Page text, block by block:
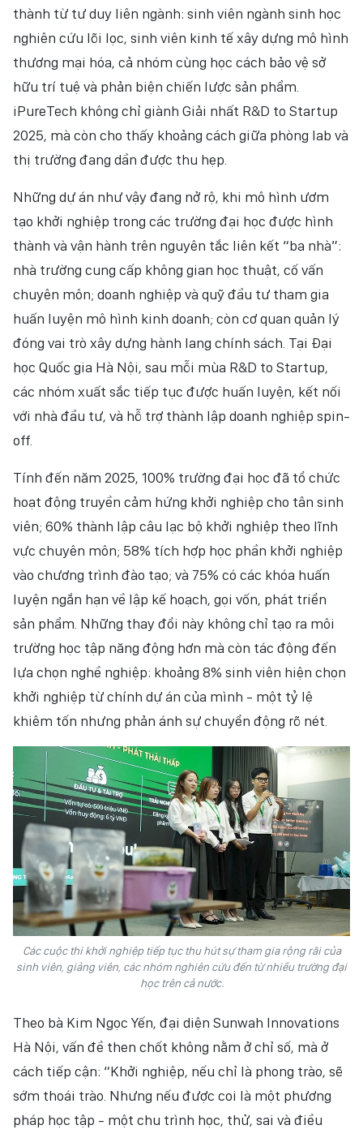
thành từ tư duy liên ngành: sinh viên ngành sinh học
nghiên cứu lõi lọc, sinh viên kinh tế xây dựng mô hình
thương mại hóa, cả nhóm cùng học cách bảo vệ sở
hữu trí tuệ và phản biện chiến lược sản phẩm.
iPureTech không chỉ giành Giải nhất R&D to Startup
2025, mà còn cho thấy khoảng cách giữa phòng lab và
thị trường đang dần được thu hẹp.
Những dự án như vậy đang nở rộ, khi mô hình ươm
tạo khởi nghiệp trong các trường đại học được hình
thành và vận hành trên nguyên tắc liên kết “ba nhà”:
nhà trường cung cấp không gian học thuật, cố vấn
chuyên môn; doanh nghiệp và quỹ đầu tư tham gia
huấn luyện mô hình kinh doanh; còn cơ quan quản lý
đóng vai trò xây dựng hành lang chính sách. Tại Đại
học Quốc gia Hà Nội, sau mỗi mùa R&D to Startup,
các nhóm xuất sắc tiếp tục được huấn luyện, kết nối
với nhà đầu tư, và hỗ trợ thành lập doanh nghiệp spin-
off.
Tính đến năm 2025, 100% trường đại học đã tổ chức
hoạt động truyền cảm hứng khởi nghiệp cho tân sinh
viên; 60% thành lập câu lạc bộ khởi nghiệp theo lĩnh
vực chuyên môn; 58% tích hợp học phần khởi nghiệp
vào chương trình đào tạo; và 75% có các khóa huấn
luyện ngắn hạn về lập kế hoạch, gọi vốn, phát triển
sản phẩm. Những thay đổi này không chỉ tạo ra môi
trường học tập năng động hơn mà còn tác động đến
lựa chọn nghề nghiệp: khoảng 8% sinh viên hiện chọn
khởi nghiệp từ chính dự án của mình - một tỷ lệ
khiêm tốn nhưng phản ánh sự chuyển động rõ nét.
Các cuộc thi khởi nghiệp tiếp tục thu hút sự tham gia rộng rãi của
sinh viên, giảng viên, các nhóm nghiên cứu đến từ nhiều trường đại
học trên cả nước.
Theo bà Kim Ngọc Yến, đại diện Sunwah Innovations
Hà Nội, vấn đề then chốt không nằm ở chỉ số, mà ở
cách tiếp cận: “Khởi nghiệp, nếu chỉ là phong trào, sẽ
sớm thoái trào. Nhưng nếu được coi là một phương
pháp học tập - một chu trình học, thử, sai và điều